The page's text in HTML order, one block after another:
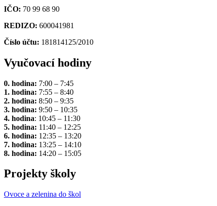
IČO: 70 99 68 90
REDIZO: 600041981
Číslo účtu: 181814125/2010
Vyučovací hodiny
0. hodina: 7:00 – 7:45
1. hodina: 7:55 – 8:40
2. hodina: 8:50 – 9:35
3. hodina: 9:50 – 10:35
4. hodina: 10:45 – 11:30
5. hodina: 11:40 – 12:25
6. hodina: 12:35 – 13:20
7. hodina: 13:25 – 14:10
8. hodina: 14:20 – 15:05
Projekty školy
Ovoce a zelenina do škol